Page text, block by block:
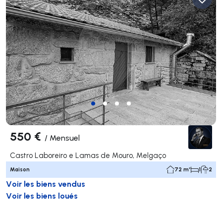
550 € / Mensuel
Castro Laboreiro e Lamas de Mouro, Melgaço
Maison 72 m² 1 2
Voir les biens vendus
Voir les biens loués